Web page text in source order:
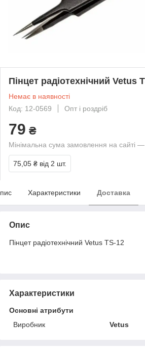
Пінцет радіотехнічний Vetus
Немає в наявності
Код: 12-0569
Опт і роздріб
79 ₴
Мінімальна сума замовлення на сайті
75,05 ₴ від 2 шт.
Характеристики Доставка
Опис
Пінцет радіотехнічний Vetus TS-12
Характеристики
Основні атрибути
Виробник
Vetus